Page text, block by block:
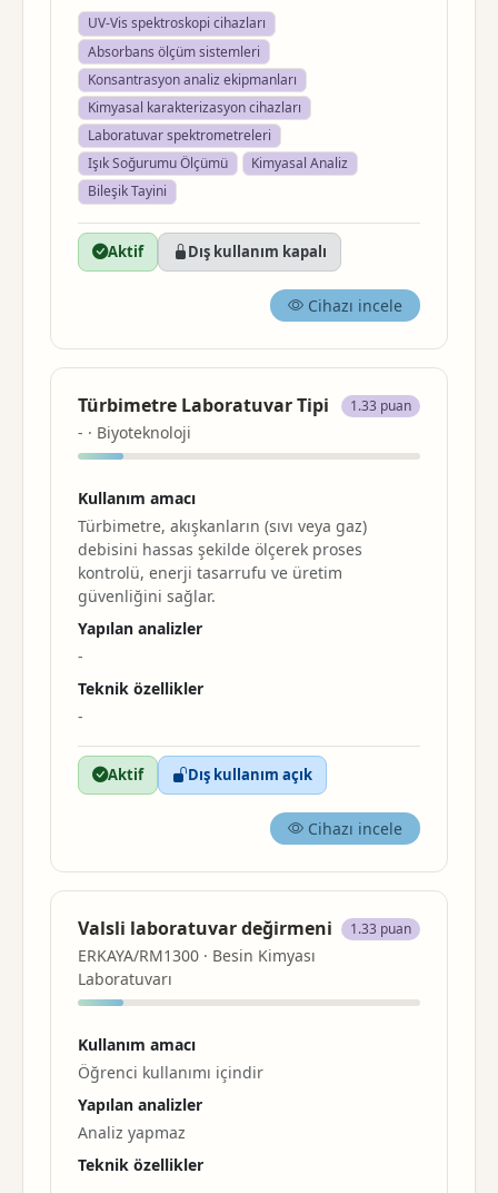
UV-Vis spektroskopi cihazları
Absorbans ölçüm sistemleri
Konsantrasyon analiz ekipmanları
Kimyasal karakterizasyon cihazları
Laboratuvar spektrometreleri
Işık Soğurumu Ölçümü
Kimyasal Analiz
Bileşik Tayini
Aktif Dış kullanım kapalı
Cihazı incele
Türbimetre Laboratuvar Tipi
- · Biyoteknoloji
1.33 puan
Kullanım amacı
Türbimetre, akışkanların (sıvı veya gaz)
debisini hassas şekilde ölçerek proses
kontrolü, enerji tasarrufu ve üretim
güvenliğini sağlar.
Yapılan analizler
-
Teknik özellikler
-
Aktif Dış kullanım açık
Cihazı incele
Valsli laboratuvar değirmeni
ERKAYA/RM1300 · Besin Kimyası
Laboratuvarı
1.33 puan
Kullanım amacı
Öğrenci kullanımı içindir
Yapılan analizler
Analiz yapmaz
Teknik özellikler